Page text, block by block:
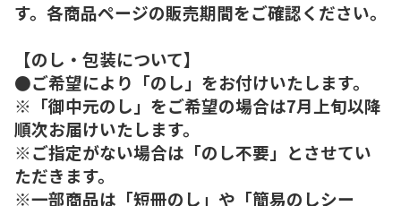
す。各商品ページの販売期間をご確認ください。
【のし・包装について】
●ご希望により「のし」をお付けいたします。
※「御中元のし」をご希望の場合は7月上旬以降
順次お届けいたします。
※ご指定がない場合は「のし不要」とさせてい
ただきます。
※一部商品は「短冊のし」や「簡易のしシー